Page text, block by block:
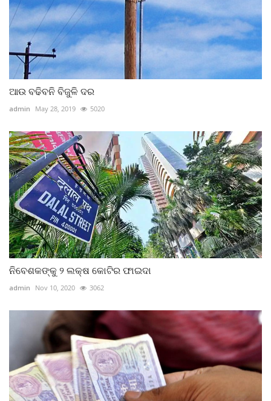
ଆଉ ବଢିବନି ବିଜୁଳି ଦର
admin May 28, 2019 5020
ନିବେଶକଙ୍କୁ ୨ ଲକ୍ଷ କୋଟିର ଫାଇଦା
admin Nov 10, 2020 3062